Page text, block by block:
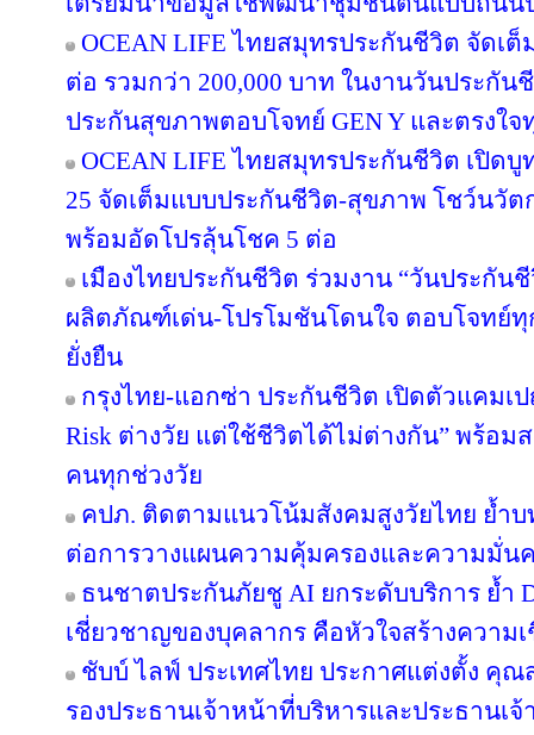
OCEAN LIFE ไทยสมุทรประกันชีวิต จัดเ
ต่อ รวมกว่า 200,000 บาท ในงานวันประกัน
ประกันสุขภาพตอบโจทย์ GEN Y และตรงใจ
OCEAN LIFE ไทยสมุทรประกันชีวิต เปิด
25 จัดเต็มแบบประกันชีวิต-สุขภาพ โชว์นวั
พร้อมอัดโปรลุ้นโชค 5 ต่อ
เมืองไทยประกันชีวิต ร่วมงาน “วันประกัน
ผลิตภัณฑ์เด่น-โปรโมชันโดนใจ ตอบโจทย์
ยั่งยืน
กรุงไทย-แอกซ่า ประกันชีวิต เปิดตัวแคมเป
Risk ต่างวัย แต่ใช้ชีวิตได้ไม่ต่างกัน” พร้อ
คนทุกช่วงวัย
คปภ. ติดตามแนวโน้มสังคมสูงวัยไทย ย้ำ
ต่อการวางแผนความคุ้มครองและความมั่นค
ธนชาตประกันภัยชู AI ยกระดับบริการ ย้ำ
เชี่ยวชาญของบุคลากร คือหัวใจสร้างความ
ชับบ์ ไลฟ์ ประเทศไทย ประกาศแต่งตั้ง คุ
รองประธานเจ้าหน้าที่บริหารและประธานเ